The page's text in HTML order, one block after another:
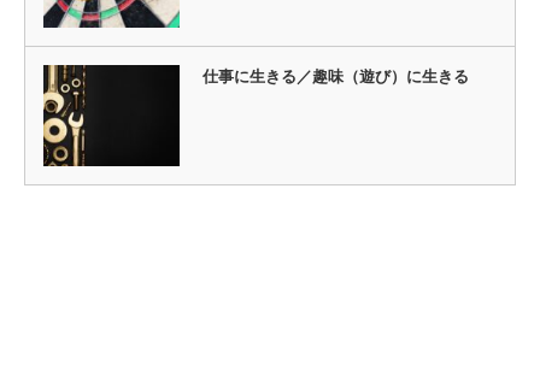
仕事に生きる／趣味（遊び）に生きる